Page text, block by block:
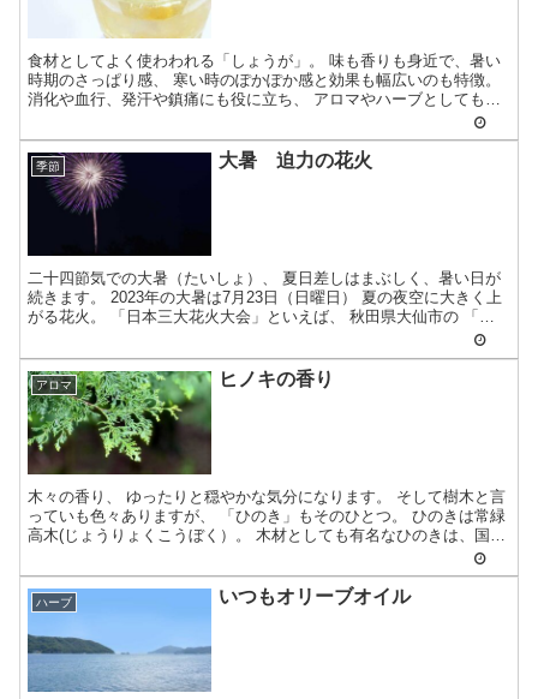
食材としてよく使わわれる「しょうが」。 味も香りも身近で、暑い
時期のさっぱり感、 寒い時のぽかぽか感と効果も幅広いのも特徴。
消化や血行、発汗や鎮痛にも役に立ち、 アロマやハーブとしても使
季節 大暑 迫力の花火
二十四節気での大暑（たいしょ）、 夏日差しはまぶしく、暑い日が
続きます。 2023年の大暑は7月23日（日曜日） 夏の夜空に大きく上
がる花火。 「日本三大花火大会」といえば、 秋田県大仙市の 「全
アロマ ヒノキの香り
木々の香り、 ゆったりと穏やかな気分になります。 そして樹木と言
っていも色々ありますが、 「ひのき」もそのひとつ。 ひのきは常緑
高木(じょうりょくこうぼく）。 木材としても有名なひのきは、国内
ハーブ いつもオリーブオイル